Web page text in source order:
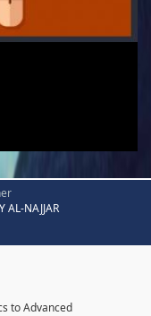
AL-NAJJAR
to Advanced